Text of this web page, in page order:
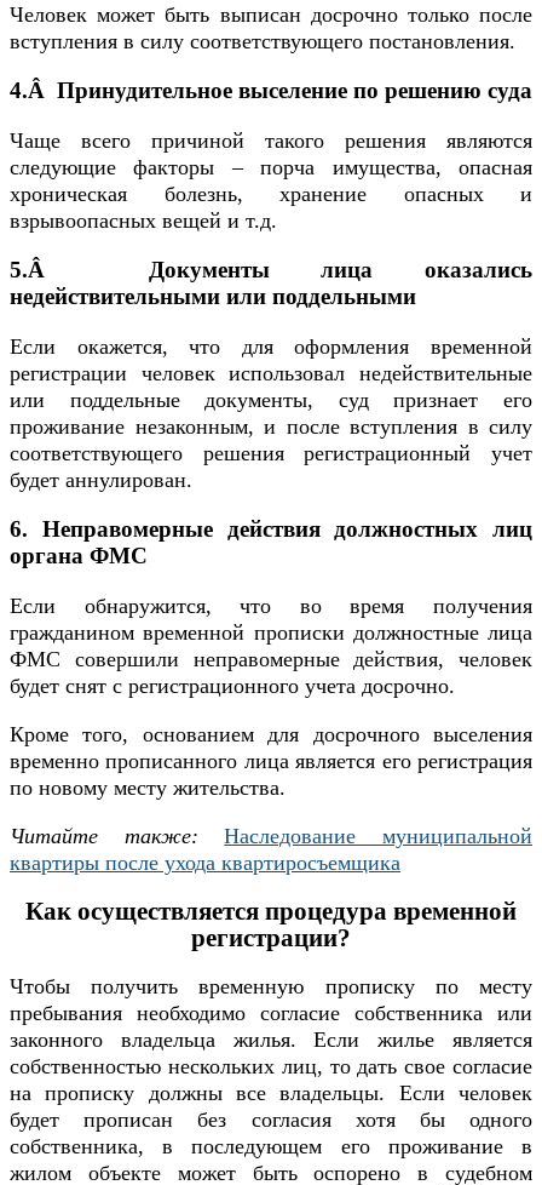
Человек может быть выписан досрочно только после
вступления в силу соответствующего постановления.
4.Â Принудительное выселение по решению суда
Чаще всего причиной такого решения являются
следующие факторы – порча имущества, опасная
хроническая болезнь, хранение опасных и
взрывоопасных вещей и т.д.
5.Â Документы лица оказались
недействительными или поддельными
Если окажется, что для оформления временной
регистрации человек использовал недействительные
или поддельные документы, суд признает его
проживание незаконным, и после вступления в силу
соответствующего решения регистрационный учет
будет аннулирован.
6. Неправомерные действия должностных лиц
органа ФМС
Если обнаружится, что во время получения
гражданином временной прописки должностные лица
ФМС совершили неправомерные действия, человек
будет снят с регистрационного учета досрочно.
Кроме того, основанием для досрочного выселения
временно прописанного лица является его регистрация
по новому месту жительства.
Читайте также:
Наследование муниципальной
квартиры после ухода квартиросъемщика
Как осуществляется процедура временной
регистрации?
Чтобы получить временную прописку по месту
пребывания необходимо согласие собственника или
законного владельца жилья. Если жилье является
собственностью нескольких лиц, то дать свое согласие
на прописку должны все владельцы. Если человек
будет прописан без согласия хотя бы одного
собственника, в последующем его проживание в
жилом объекте может быть оспорено в судебном